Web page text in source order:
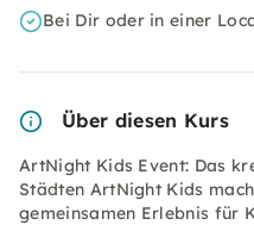
Bei Dir oder in einer
Über diesen Kurs
ArtNight Kids Event: Das
Städten ArtNight Kids
gemeinsamen Erlebnis für